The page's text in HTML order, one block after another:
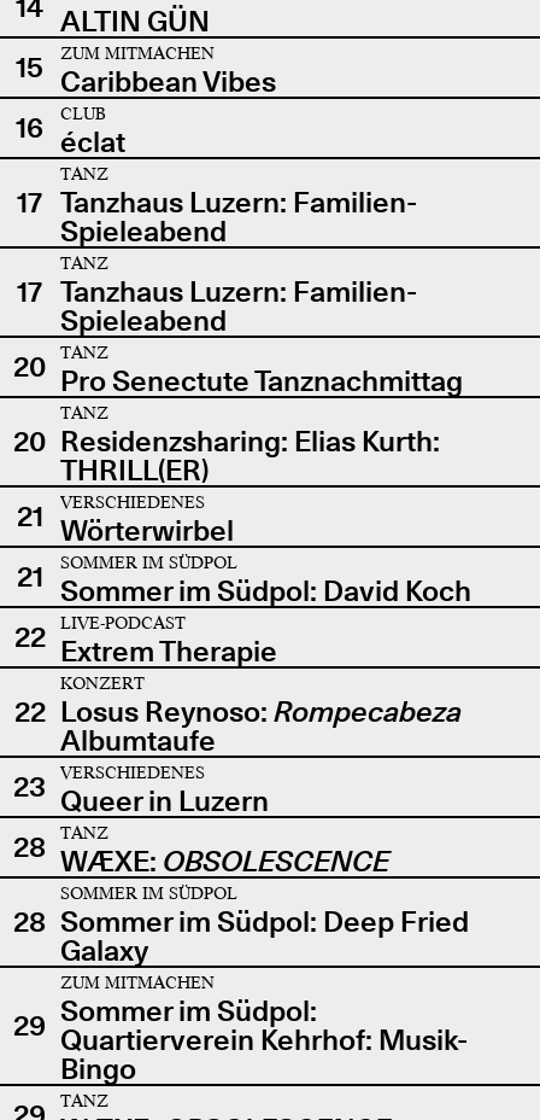
ALTIN GÜN
15
ZUM MITMACHEN
Caribbean Vibes
16
CLUB
éclat
17
TANZ
Tanzhaus Luzern: Familien-
Spieleabend
17
TANZ
Tanzhaus Luzern: Familien-
Spieleabend
20
TANZ
Pro Senectute Tanznachmittag
20
TANZ
Residenzsharing: Elias Kurth:
THRILL(ER)
21
VERSCHIEDENES
Wörterwirbel
21
SOMMER IM SÜDPOL
Sommer im Südpol: David Koch
22
LIVE-PODCAST
Extrem Therapie
22
KONZERT
Losus Reynoso: Rompecabeza
Albumtaufe
23
VERSCHIEDENES
Queer in Luzern
28
TANZ
WÆXE: OBSOLESCENCE
28
SOMMER IM SÜDPOL
Sommer im Südpol: Deep Fried
Galaxy
29
ZUM MITMACHEN
Sommer im Südpol:
Quartierverein Kehrhof: Musik-
Bingo
TANZ